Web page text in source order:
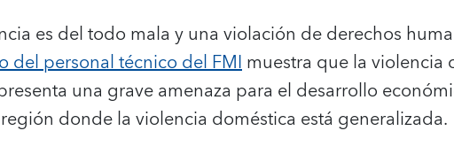
es del todo mala y una violación de derechos
del personal técnico del FMImuestra que la violencia
una grave amenaza para el desarrollo
donde la violencia doméstica está generalizada.